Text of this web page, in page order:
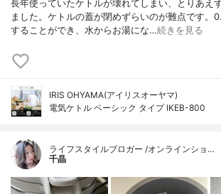
長年使っていたケトルが壊れてしまい、とりあえ
ました。ケトルの蓋が閉めずらいのが難点です。
することができ、水からお湯にな…続きを見る
IRIS OHYAMA(アイリスオーヤマ)
電気ケトル ベーシック タイプ IKEB-800
ライフスタイルブロガー /オンラインショ…
千晶